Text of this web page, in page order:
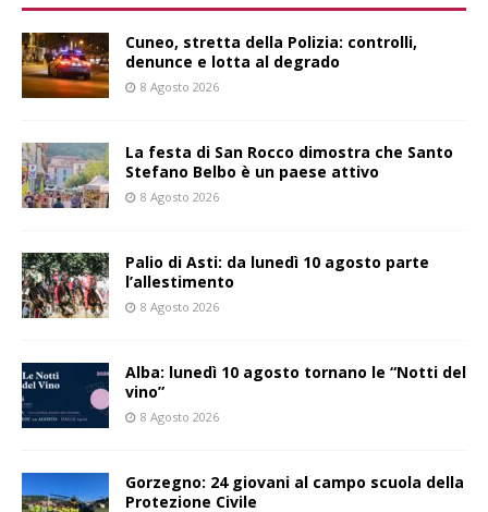
Cuneo, stretta della Polizia: controlli,
denunce e lotta al degrado
8 Agosto 2026
La festa di San Rocco dimostra che Santo
Stefano Belbo è un paese attivo
8 Agosto 2026
Palio di Asti: da lunedì 10 agosto parte
l’allestimento
8 Agosto 2026
Alba: lunedì 10 agosto tornano le “Notti del
vino”
8 Agosto 2026
Gorzegno: 24 giovani al campo scuola della
Protezione Civile